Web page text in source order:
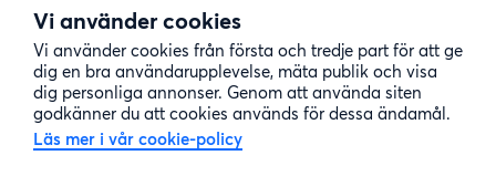
Vi använder cookies
Vi använder cookies från första och tredje part för att ge
dig en bra användarupplevelse, mäta publik och visa
dig personliga annonser. Genom att använda siten
godkänner du att cookies används för dessa ändamål.
Läs mer i vår cookie-policy
Cookiepolicy
Sitemap
Kundtjänst